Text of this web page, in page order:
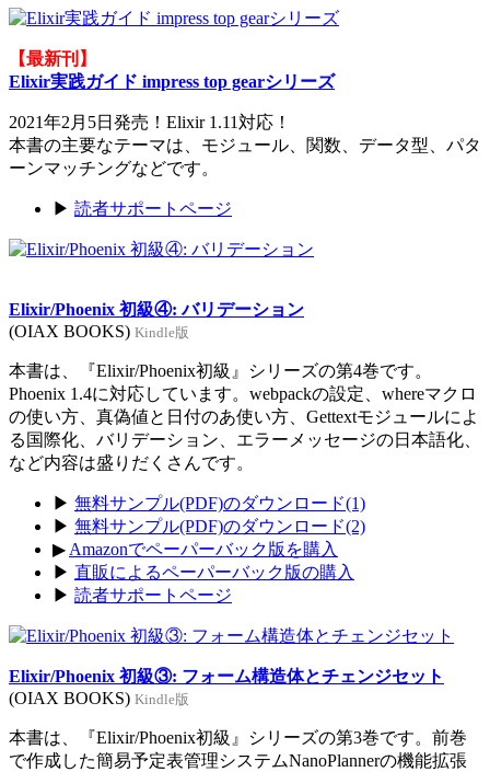
【最新刊】
Elixir実践ガイド impress top gearシリーズ
2021年2月5日発売！Elixir 1.11対応！
本書の主要なテーマは、モジュール、関数、データ型、パタ
ーンマッチングなどです。
▶ 読者サポートページ
Elixir/Phoenix 初級④: バリデーション
(OIAX BOOKS) Kindle版
本書は、『Elixir/Phoenix初級』シリーズの第4巻です。
Phoenix 1.4に対応しています。webpackの設定、whereマクロ
の使い方、真偽値と日付のあ使い方、Gettextモジュールによ
る国際化、バリデーション、エラーメッセージの日本語化、
など内容は盛りだくさんです。
▶ 無料サンプル(PDF)のダウンロード(1)
▶ 無料サンプル(PDF)のダウンロード(2)
▶ Amazonでペーパーバック版を購入
▶ 直販によるペーパーバック版の購入
▶ 読者サポートページ
Elixir/Phoenix 初級③: フォーム構造体とチェンジセット
(OIAX BOOKS) Kindle版
本書は、『Elixir/Phoenix初級』シリーズの第3巻です。前巻
で作成した簡易予定表管理システムNanoPlannerの機能拡張